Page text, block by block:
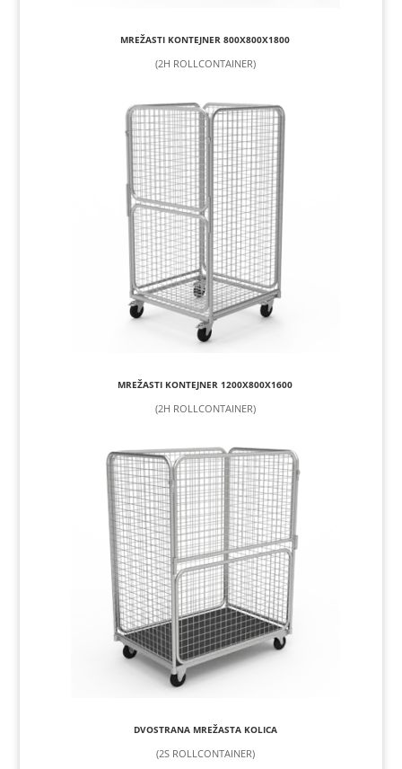
MREŽASTI KONTEJNER 800X800X1800
(2H ROLLCONTAINER)
MREŽASTI KONTEJNER 1200X800X1600
(2H ROLLCONTAINER)
DVOSTRANA MREŽASTA KOLICA
(2S ROLLCONTAINER)